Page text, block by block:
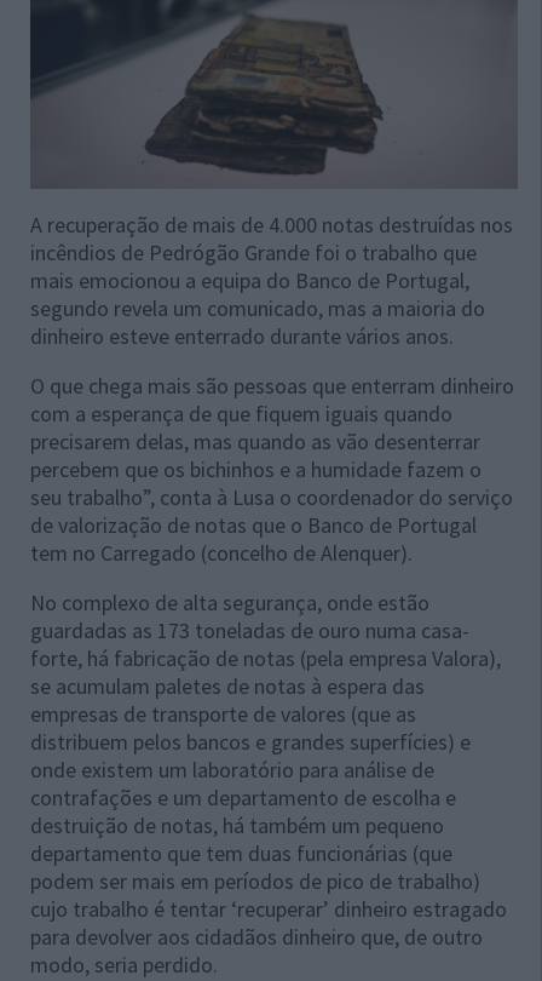
A recuperação de mais de 4.000 notas destruídas nos
incêndios de Pedrógão Grande foi o trabalho que
mais emocionou a equipa do Banco de Portugal,
segundo revela um comunicado, mas a maioria do
dinheiro esteve enterrado durante vários anos.
O que chega mais são pessoas que enterram dinheiro
com a esperança de que fiquem iguais quando
precisarem delas, mas quando as vão desenterrar
percebem que os bichinhos e a humidade fazem o
seu trabalho”, conta à Lusa o coordenador do serviço
de valorização de notas que o Banco de Portugal
tem no Carregado (concelho de Alenquer).
No complexo de alta segurança, onde estão
guardadas as 173 toneladas de ouro numa casa-
forte, há fabricação de notas (pela empresa Valora),
se acumulam paletes de notas à espera das
empresas de transporte de valores (que as
distribuem pelos bancos e grandes superfícies) e
onde existem um laboratório para análise de
contrafações e um departamento de escolha e
destruição de notas, há também um pequeno
departamento que tem duas funcionárias (que
podem ser mais em períodos de pico de trabalho)
cujo trabalho é tentar ‘recuperar’ dinheiro estragado
para devolver aos cidadãos dinheiro que, de outro
modo, seria perdido.